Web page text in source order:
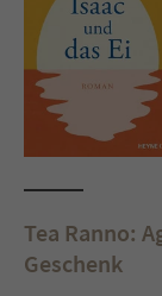
Tea Ranno:
Geschenk